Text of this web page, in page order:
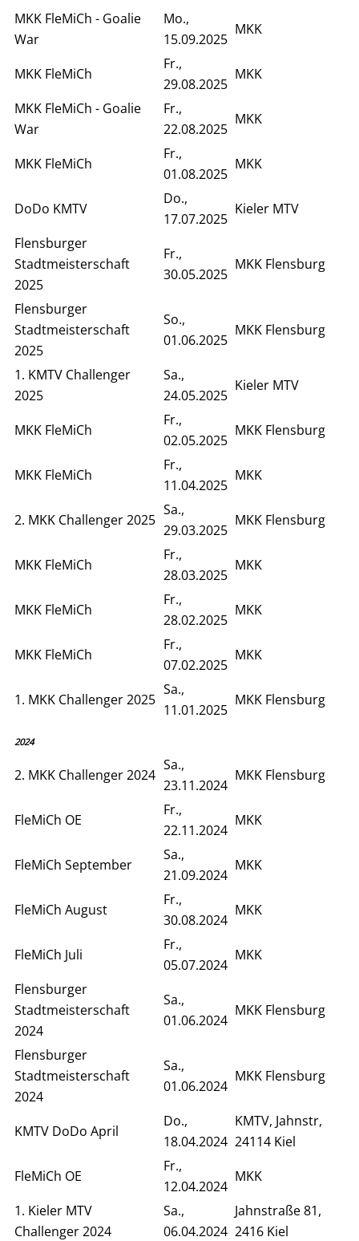
MKK FleMiCh - Goalie
War
Mo.,
15.09.2025
MKK
MKK FleMiCh
Fr.,
29.08.2025
MKK
MKK FleMiCh - Goalie
War
Fr.,
22.08.2025
MKK
MKK FleMiCh
Fr.,
01.08.2025
MKK
DoDo KMTV
Do.,
17.07.2025
Kieler MTV
Flensburger
Stadtmeisterschaft
2025
Fr.,
30.05.2025
MKK Flensburg
Flensburger
Stadtmeisterschaft
2025
So.,
01.06.2025
MKK Flensburg
1. KMTV Challenger
2025
Sa.,
24.05.2025
Kieler MTV
MKK FleMiCh
Fr.,
02.05.2025
MKK Flensburg
MKK FleMiCh
Fr.,
11.04.2025
MKK
2. MKK Challenger 2025
Sa.,
29.03.2025
MKK Flensburg
MKK FleMiCh
Fr.,
28.03.2025
MKK
MKK FleMiCh
Fr.,
28.02.2025
MKK
MKK FleMiCh
Fr.,
07.02.2025
MKK
1. MKK Challenger 2025
Sa.,
11.01.2025
MKK Flensburg
2024
2. MKK Challenger 2024
Sa.,
23.11.2024
MKK Flensburg
FleMiCh OE
Fr.,
22.11.2024
MKK
FleMiCh September
Sa.,
21.09.2024
MKK
FleMiCh August
Fr.,
30.08.2024
MKK
FleMiCh Juli
Fr.,
05.07.2024
MKK
Flensburger
Stadtmeisterschaft
2024
Sa.,
01.06.2024
MKK Flensburg
Flensburger
Stadtmeisterschaft
2024
Sa.,
01.06.2024
MKK Flensburg
KMTV DoDo April
Do.,
18.04.2024
KMTV, Jahnstr,
24114 Kiel
FleMiCh OE
Fr.,
12.04.2024
MKK
1. Kieler MTV
Challenger 2024
Sa.,
06.04.2024
Jahnstraße 81,
2416 Kiel